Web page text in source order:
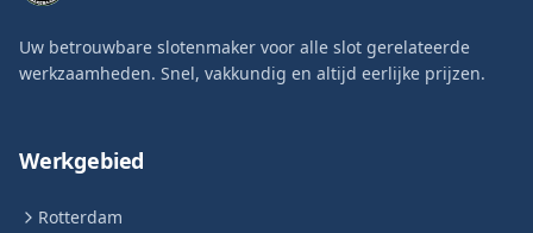
Uw betrouwbare slotenmaker voor alle slot gerelateerde
werkzaamheden. Snel, vakkundig en altijd eerlijke prijzen.
Werkgebied
Rotterdam